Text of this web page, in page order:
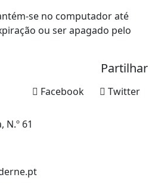
se no computador até
ou ser apagado pelo
Partilhar
Twitter
Facebook
61